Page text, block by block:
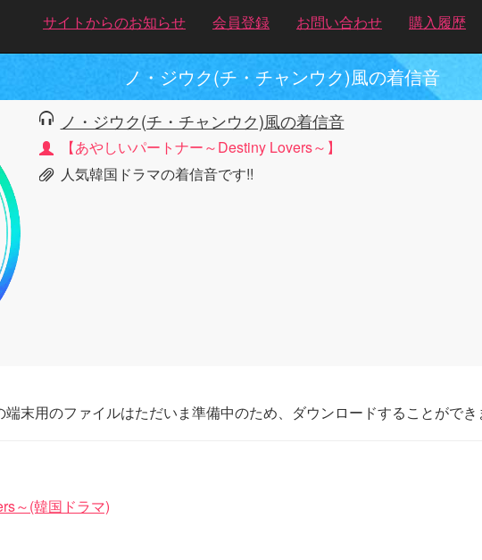
サイトからのお知らせ 会員登録 お問い合わせ 購入履歴
ノ・ジウク(チ・チャンウク)風の着信音
ノ・ジウク(チ・チャンウク)風の着信音
【あやしいパートナー～Destiny Lovers～】
人気韓国ドラマの着信音です!!
末用のファイルはただいま準備中のため、ダウンロードすることがで
～(韓国ドラマ)